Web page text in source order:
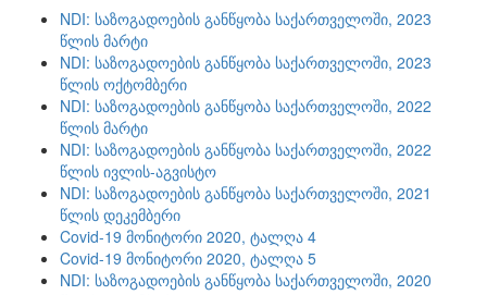
NDI: საზოგადოების განწყობა საქართველოში, 2023
წლის მარტი
NDI: საზოგადოების განწყობა საქართველოში, 2023
წლის ოქტომბერი
NDI: საზოგადოების განწყობა საქართველოში, 2022
წლის მარტი
NDI: საზოგადოების განწყობა საქართველოში, 2022
წლის ივლის-აგვისტო
NDI: საზოგადოების განწყობა საქართველოში, 2021
წლის დეკემბერი
Covid-19 მონიტორი 2020, ტალღა 4
Covid-19 მონიტორი 2020, ტალღა 5
NDI: საზოგადოების განწყობა საქართველოში, 2020